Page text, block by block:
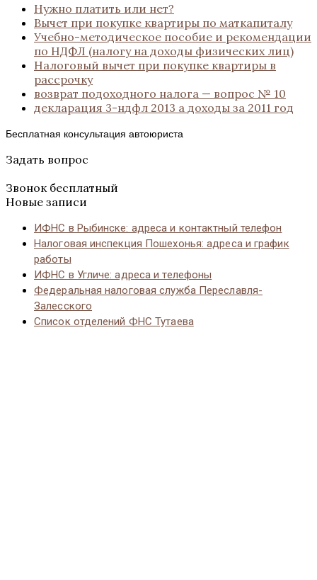
Нужно платить или нет?
Вычет при покупке квартиры по маткапиталу
Учебно-методическое пособие и рекомендации
по НДФЛ (налогу на доходы физических лиц)
Налоговый вычет при покупке квартиры в
рассрочку
возврат подоходного налога — вопрос № 10
декларация 3-ндфл 2013 а доходы за 2011 год
Бесплатная консультация автоюриста
Задать вопрос
Звонок бесплатный
Новые записи
ИФНС в Рыбинске: адреса и контактный телефон
Налоговая инспекция Пошехонья: адреса и график
работы
ИФНС в Угличе: адреса и телефоны
Федеральная налоговая служба Переславля-
Залесского
Список отделений ФНС Тутаева